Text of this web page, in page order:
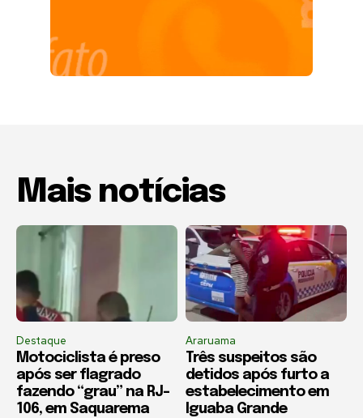
Mais notícias
Destaque
Motociclista é preso
após ser flagrado
fazendo “grau” na RJ-
106, em Saquarema
Araruama
Três suspeitos são
detidos após furto a
estabelecimento em
Iguaba Grande